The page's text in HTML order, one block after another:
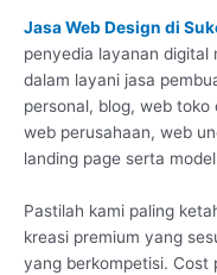
Jasa Web Design di
penyedia layanan digital
dalam layani jasa
personal, blog, web
web perusahaan, web
landing page serta
Pastilah kami paling
kreasi premium yang
yang berkompetisi. Cost